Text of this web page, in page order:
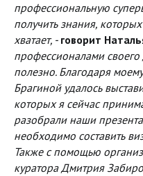
профессиональную
получить знания,
хватает, - говорит
профессионалами
полезно. Благодаря
Брагиной удалось
которых я сейчас
разобрали наши
необходимо составить
Также с помощью
куратора Дмитрия